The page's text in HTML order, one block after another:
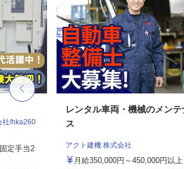
社/hka260
定手当2
レンタル車両・機械のメンテ
ス
アクト建機 株式会社
月給350,000円～450,000円以上